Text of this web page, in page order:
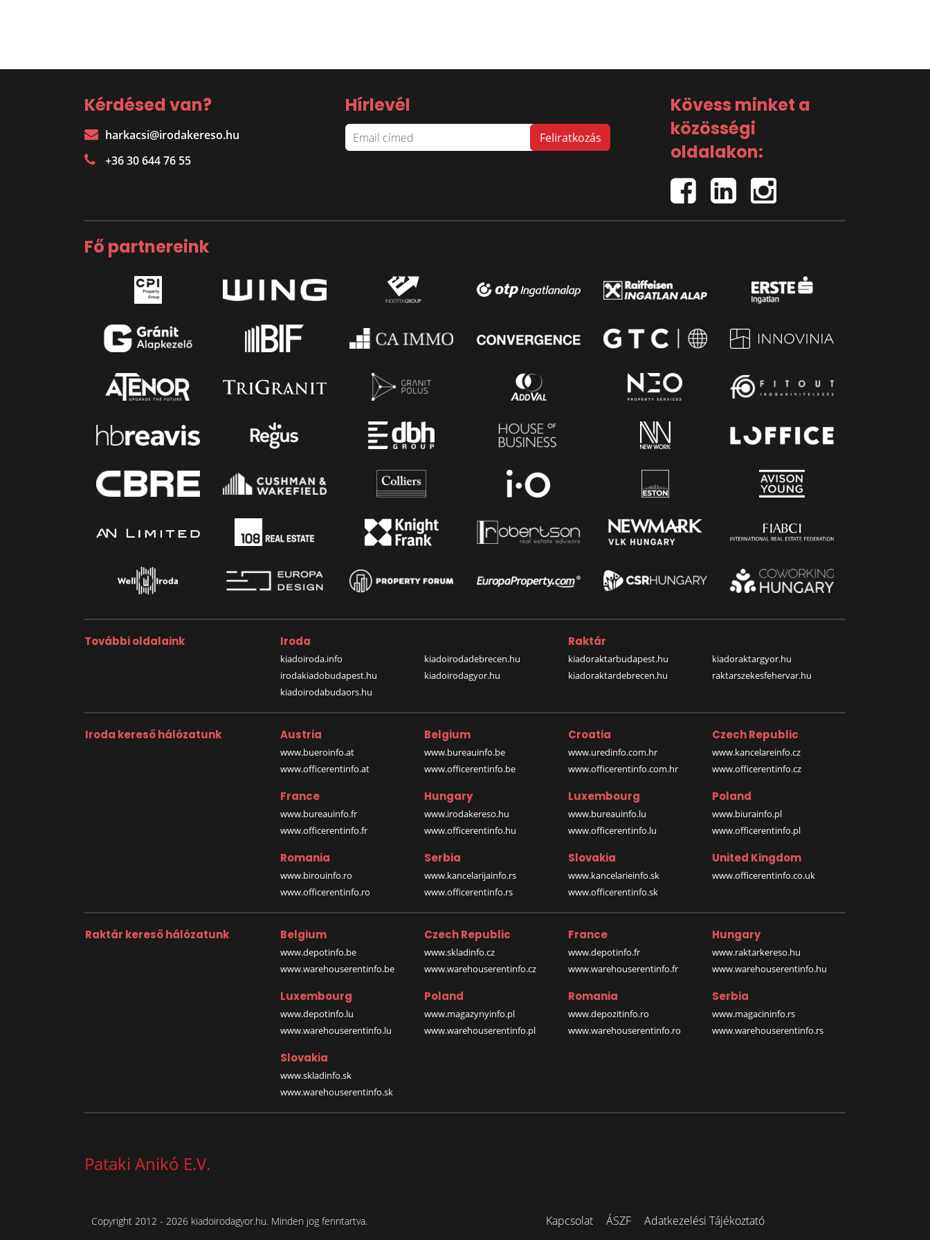
Kérdésed van?
harkacsi@irodakereso.hu
+36 30 644 76 55
Hírlevél
Kövess minket a
közösségi
oldalakon:
Fő partnereink
További oldalaink Iroda
kiadoiroda.info
irodakiadobudapest.hu
kiadoirodabudaors.hu
kiadoirodadebrecen.hu
kiadoirodagyor.hu
Raktár
kiadoraktarbudapest.hu
kiadoraktardebrecen.hu
kiadoraktargyor.hu
raktarszekesfehervar.hu
Iroda kereső hálózatunk Austria
www.bueroinfo.at
www.officerentinfo.at
Belgium
www.bureauinfo.be
www.officerentinfo.be
Croatia
www.uredinfo.com.hr
www.officerentinfo.com.hr
Czech Republic
www.kancelareinfo.cz
www.officerentinfo.cz
France
www.bureauinfo.fr
www.officerentinfo.fr
Hungary
www.irodakereso.hu
www.officerentinfo.hu
Luxembourg
www.bureauinfo.lu
www.officerentinfo.lu
Poland
www.biurainfo.pl
www.officerentinfo.pl
Romania
www.birouinfo.ro
www.officerentinfo.ro
Serbia
www.kancelarijainfo.rs
www.officerentinfo.rs
Slovakia
www.kancelarieinfo.sk
www.officerentinfo.sk
United Kingdom
www.officerentinfo.co.uk
Raktár kereső hálózatunk Belgium
www.depotinfo.be
www.warehouserentinfo.be
Czech Republic
www.skladinfo.cz
www.warehouserentinfo.cz
France
www.depotinfo.fr
www.warehouserentinfo.fr
Hungary
www.raktarkereso.hu
www.warehouserentinfo.hu
Luxembourg
www.depotinfo.lu
www.warehouserentinfo.lu
Poland
www.magazynyinfo.pl
www.warehouserentinfo.pl
Romania
www.depozitinfo.ro
www.warehouserentinfo.ro
Serbia
www.magacininfo.rs
www.warehouserentinfo.rs
Slovakia
www.skladinfo.sk
www.warehouserentinfo.sk
Pataki Anikó E.V.
Copyright 2012 - 2026 kiadoirodagyor.hu. Minden jog fenntartva. Kapcsolat ÁSZF Adatkezelési Tájékoztató